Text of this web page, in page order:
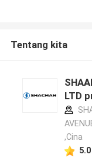
Tentang kita
LTD
,Cina
5.0